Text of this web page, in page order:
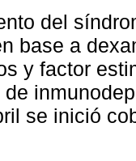
del
base a
y factor
se inició